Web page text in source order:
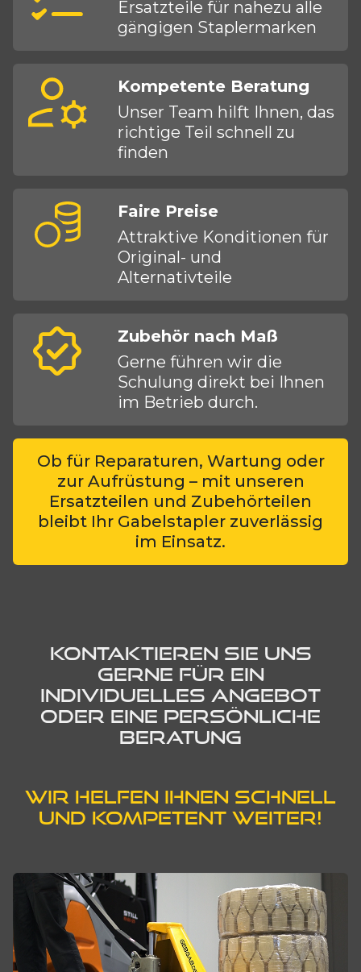
Ersatzteile für nahezu alle
gängigen Staplermarken
Kompetente Beratung
Unser Team hilft Ihnen, das
richtige Teil schnell zu
finden
Faire Preise
Attraktive Konditionen für
Original- und
Alternativteile
Zubehör nach Maß
Gerne führen wir die
Schulung direkt bei Ihnen
im Betrieb durch.
Ob für Reparaturen, Wartung oder
zur Aufrüstung – mit unseren
Ersatzteilen und Zubehörteilen
bleibt Ihr Gabelstapler zuverlässig
im Einsatz.
KONTAKTIEREN SIE UNS
GERNE FÜR EIN
INDIVIDUELLES ANGEBOT
ODER EINE PERSÖNLICHE
BERATUNG
WIR HELFEN IHNEN SCHNELL
UND KOMPETENT WEITER!